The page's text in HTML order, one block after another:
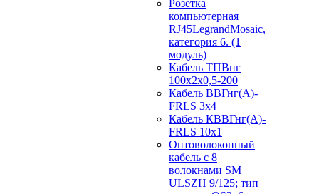
Розетка
компьютерная
RJ45LegrandMosaic,
категория 6. (1
модуль)
Кабель ТПВнг
100х2х0,5-200
Кабель ВВГнг(А)-
FRLS 3х4
Кабель КВВГнг(А)-
FRLS 10х1
Оптоволоконный
кабель с 8
волокнами SM
ULSZH 9/125; тип